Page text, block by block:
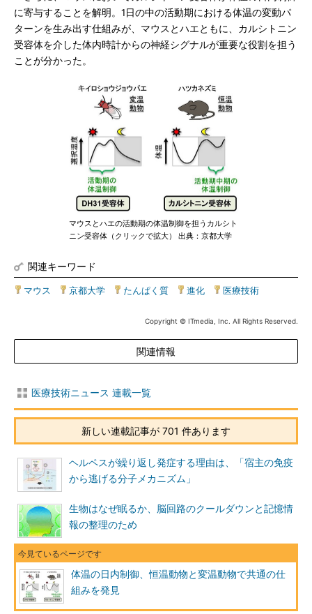
に寄与することを解明。1日の中の活動期における体温の変動パ
ターンを生み出す仕組みが、マウスとハエともに、カルシトニン
受容体を介した体内時計からの神経シグナルが重要な役割を担う
ことが分かった。
マウスとハエの活動期の体温制御を担うカルシト
ニン受容体（クリックで拡大） 出典：京都大学
関連キーワード
マウス 京都大学 たんぱく質 進化 医療技術
Copyright © ITmedia, Inc. All Rights Reserved.
関連情報
医療技術ニュース 連載一覧
新しい連載記事が 701 件あります
ヘルペスが繰り返し発症する理由は、「宿主の免疫
から逃げる分子メカニズム」
生物はなぜ眠るか、脳回路のクールダウンと記憶情
報の整理のため
体温の日内制御、恒温動物と変温動物で共通の仕
組みを発見